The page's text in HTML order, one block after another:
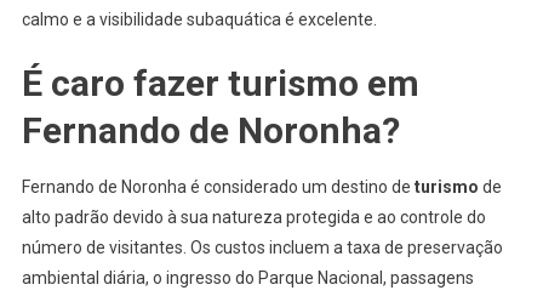
calmo e a visibilidade subaquática é excelente.
É caro fazer turismo em
Fernando de Noronha?
Fernando de Noronha é considerado um destino de turismo de
alto padrão devido à sua natureza protegida e ao controle do
número de visitantes. Os custos incluem a taxa de preservação
ambiental diária, o ingresso do Parque Nacional, passagens